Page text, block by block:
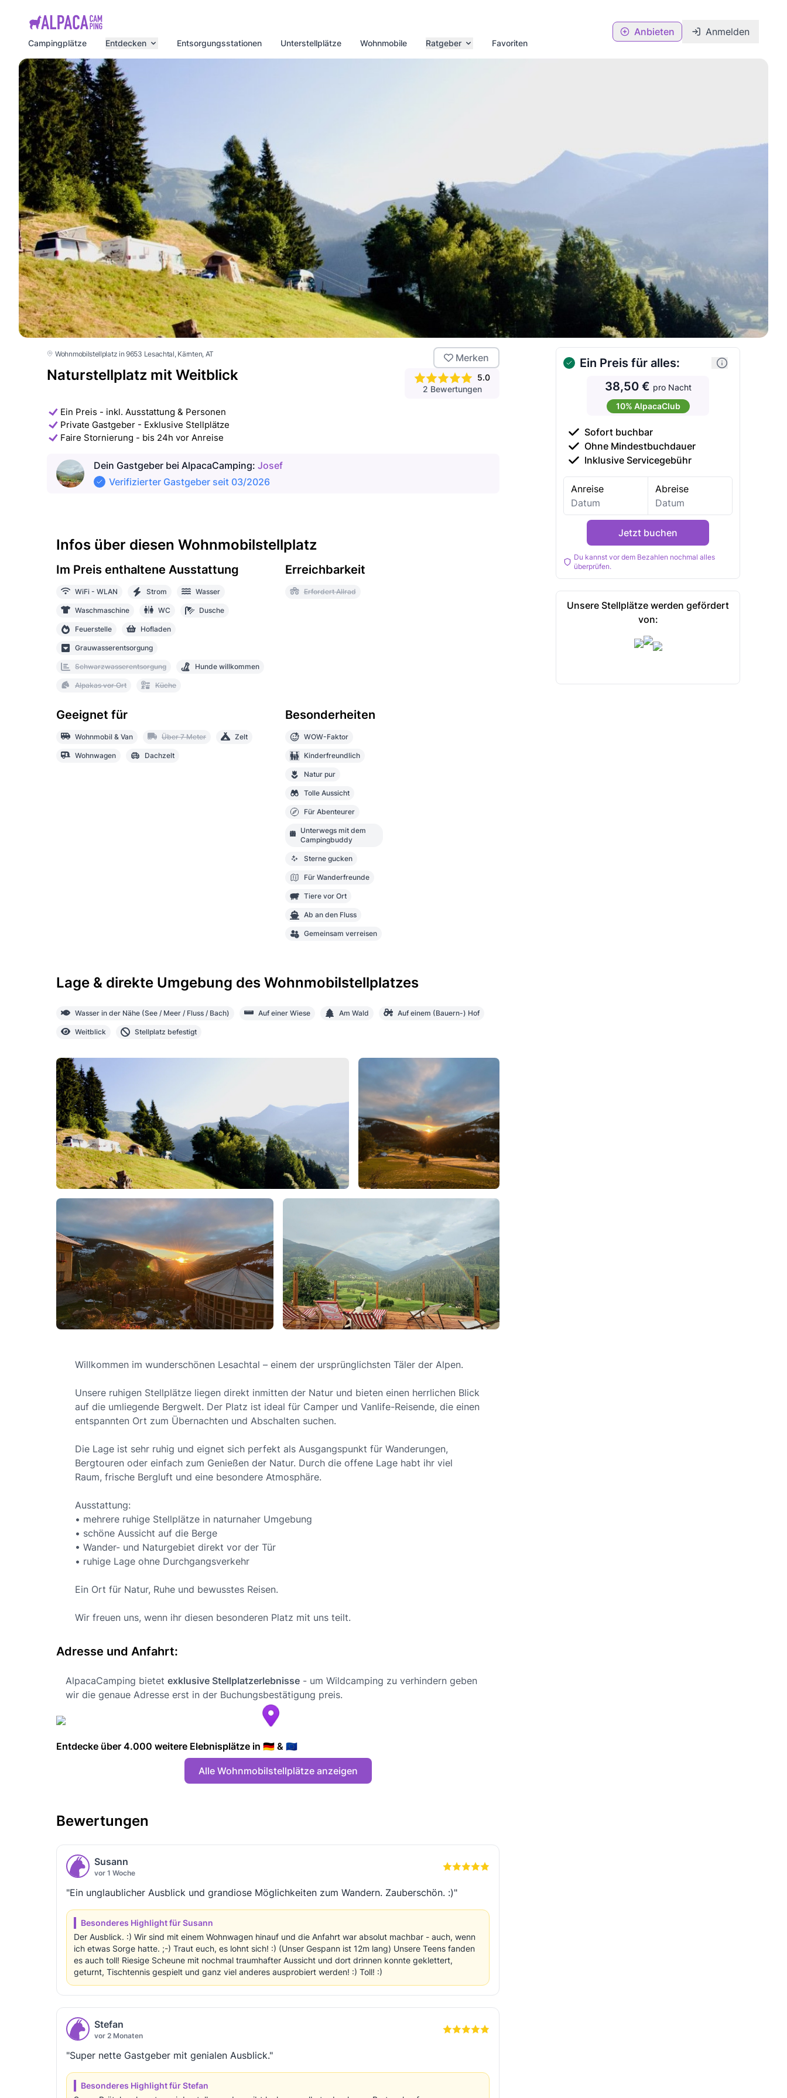
Campingplätze
Entdecken Entsorgungsstationen Unterstellplätze Wohnmobile Ratgeber Favoriten
Anbieten Anmelden
Wohnmobilstellplatz in 9653 Lesachtal , Kärnten , AT
Naturstellplatz mit Weitblick
5.0
2 Bewertungen
Merken
Ein Preis - inkl. Ausstattung & Personen
Private Gastgeber - Exklusive Stellplätze
Faire Stornierung - bis 24h vor Anreise
Dein Gastgeber bei AlpacaCamping: Josef
Verifizierter Gastgeber seit 03/2026
Ein Preis für alles:
38,50 € pro Nacht
10% AlpacaClub
Sofort buchbar
Ohne Mindestbuchdauer
Inklusive Servicegebühr
Anreise Abreise
Jetzt buchen
Du kannst vor dem Bezahlen nochmal alles
überprüfen.
Unsere Stellplätze werden gefördert
von:
Infos über diesen Wohnmobilstellplatz
Im Preis enthaltene Ausstattung
WiFi - WLAN Strom Wasser
Waschmaschine WC Dusche
Feuerstelle Hofladen
Grauwasserentsorgung
Schwarzwasserentsorgung Hunde willkommen
Alpakas vor Ort Küche
Erreichbarkeit
Erfordert Allrad
Geeignet für
Wohnmobil & Van Über 7 Meter Zelt
Wohnwagen Dachzelt
Besonderheiten
WOW-Faktor
Kinderfreundlich
Natur pur
Tolle Aussicht
Für Abenteurer
Unterwegs mit dem
Campingbuddy
Sterne gucken
Für Wanderfreunde
Tiere vor Ort
Ab an den Fluss
Gemeinsam verreisen
Lage & direkte Umgebung des Wohnmobilstellplatzes
Wasser in der Nähe (See / Meer / Fluss / Bach) Auf einer Wiese Am Wald Auf einem (Bauern-) Hof
Weitblick Stellplatz befestigt
Willkommen im wunderschönen Lesachtal – einem der ursprünglichsten Täler der Alpen.
Unsere ruhigen Stellplätze liegen direkt inmitten der Natur und bieten einen herrlichen Blick
auf die umliegende Bergwelt. Der Platz ist ideal für Camper und Vanlife-Reisende, die einen
entspannten Ort zum Übernachten und Abschalten suchen.
Die Lage ist sehr ruhig und eignet sich perfekt als Ausgangspunkt für Wanderungen,
Bergtouren oder einfach zum Genießen der Natur. Durch die offene Lage habt ihr viel
Raum, frische Bergluft und eine besondere Atmosphäre.
Ausstattung:
• mehrere ruhige Stellplätze in naturnaher Umgebung
• schöne Aussicht auf die Berge
• Wander- und Naturgebiet direkt vor der Tür
• ruhige Lage ohne Durchgangsverkehr
Ein Ort für Natur, Ruhe und bewusstes Reisen.
Wir freuen uns, wenn ihr diesen besonderen Platz mit uns teilt.
Adresse und Anfahrt:
AlpacaCamping bietet exklusive Stellplatzerlebnisse - um Wildcamping zu verhindern geben
wir die genaue Adresse erst in der Buchungsbestätigung preis.
Entdecke über 4.000 weitere Elebnisplätze in 🇩🇪 & 🇪🇺
Alle Wohnmobilstellplätze anzeigen
Bewertungen
Susann
vor 1 Woche
"Ein unglaublicher Ausblick und grandiose Möglichkeiten zum Wandern. Zauberschön. :)"
Besonderes Highlight für Susann
Der Ausblick. :) Wir sind mit einem Wohnwagen hinauf und die Anfahrt war absolut machbar - auch, wenn
ich etwas Sorge hatte. ;-) Traut euch, es lohnt sich! :) (Unser Gespann ist 12m lang) Unsere Teens fanden
es auch toll! Riesige Scheune mit nochmal traumhafter Aussicht und dort drinnen konnte geklettert,
geturnt, Tischtennis gespielt und ganz viel anderes ausprobiert werden! :) Toll! :)
Stefan
vor 2 Monaten
"Super nette Gastgeber mit genialen Ausblick."
Besonderes Highlight für Stefan